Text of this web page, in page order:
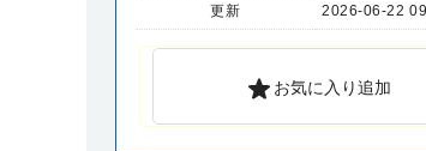
更新 2026-06-22
お気に入り追加